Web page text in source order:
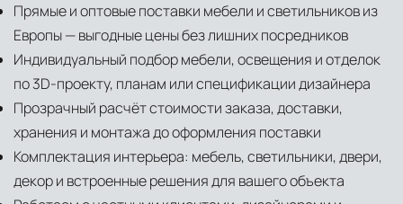
Прямые и оптовые поставки мебели и светильников из
Европы — выгодные цены без лишних посредников
Индивидуальный подбор мебели, освещения и отделок
по 3D-проекту, планам или спецификации дизайнера
Прозрачный расчёт стоимости заказа, доставки,
хранения и монтажа до оформления поставки
Комплектация интерьера: мебель, светильники, двери,
декор и встроенные решения для вашего объекта